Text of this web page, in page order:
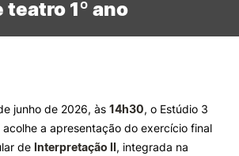
Projetos
teatro 1º ano
junho de 2026, às 14h30, o Estúdio 3
acolhe a apresentação do exercício final
de Interpretação II, integrada na